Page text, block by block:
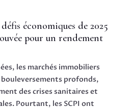
économiques de 2025
pour un rendement
les marchés immobiliers
profonds,
des crises sanitaires et
Pourtant, les SCPI ont